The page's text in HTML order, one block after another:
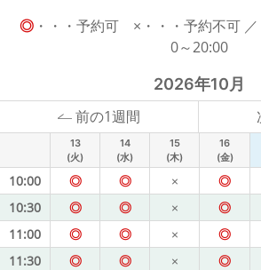
◎ ・・・予約可 ×・・・予約不可
0～20:00
2026年10月
前の1週間
13
(火)
14
(水)
15
(木)
16
(金)
10:00 ◎ ◎ × ◎
10:30
◎ ◎ × ◎
11:00
◎ ◎ × ◎
11:30
◎ ◎ × ◎